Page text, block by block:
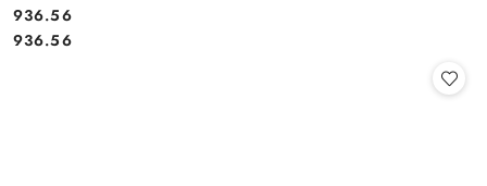
Cena:
936.56
Cena:
936.56